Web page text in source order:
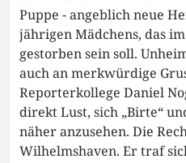
Puppe - angeblich neue
jährigen Mädchens, das
gestorben sein soll.
auch an merkwürdige
Reporterkollege Daniel
direkt Lust, sich „Birte“
näher anzusehen. Die
Wilhelmshaven. Er traf